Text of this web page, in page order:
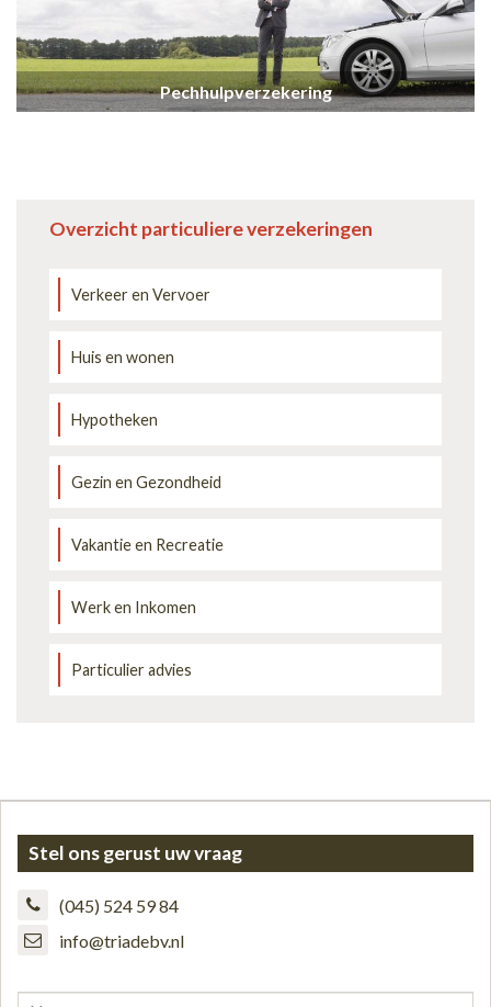
Pechhulpverzekering
Overzicht particuliere verzekeringen
Verkeer en Vervoer
Huis en wonen
Hypotheken
Gezin en Gezondheid
Vakantie en Recreatie
Werk en Inkomen
Particulier advies
Stel ons gerust uw vraag
(045) 524 59 84
info@triadebv.nl